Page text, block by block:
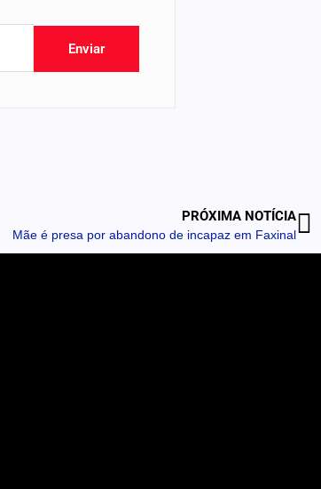
Enviar
PRÓXIMA NOTÍCIA
Mãe é presa por abandono de incapaz em Faxinal